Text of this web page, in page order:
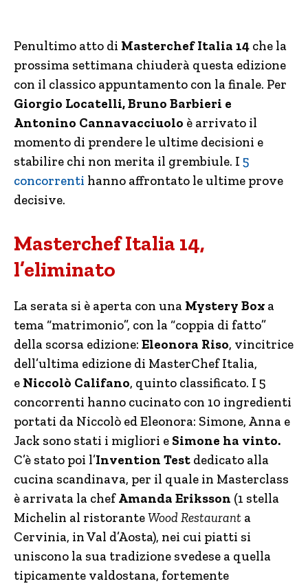
Penultimo atto di Masterchef Italia 14 che la
prossima settimana chiuderà questa edizione
con il classico appuntamento con la finale. Per
Giorgio Locatelli, Bruno Barbieri e
Antonino Cannavacciuolo è arrivato il
momento di prendere le ultime decisioni e
stabilire chi non merita il grembiule. I 5
concorrenti hanno affrontato le ultime prove
decisive.
Masterchef Italia 14,
l’eliminato
La serata si è aperta con una Mystery Box a
tema “matrimonio”, con la “coppia di fatto”
della scorsa edizione: Eleonora Riso, vincitrice
dell’ultima edizione di MasterChef Italia,
e Niccolò Califano, quinto classificato. I 5
concorrenti hanno cucinato con 10 ingredienti
portati da Niccolò ed Eleonora: Simone, Anna e
Jack sono stati i migliori e Simone ha vinto.
C’è stato poi l’Invention Test dedicato alla
cucina scandinava, per il quale in Masterclass
è arrivata la chefAmanda Eriksson (1 stella
Michelin al ristoranteWood Restaurant a
Cervinia, in Val d’Aosta), nei cui piatti si
uniscono la sua tradizione svedese a quella
tipicamente valdostana, fortemente